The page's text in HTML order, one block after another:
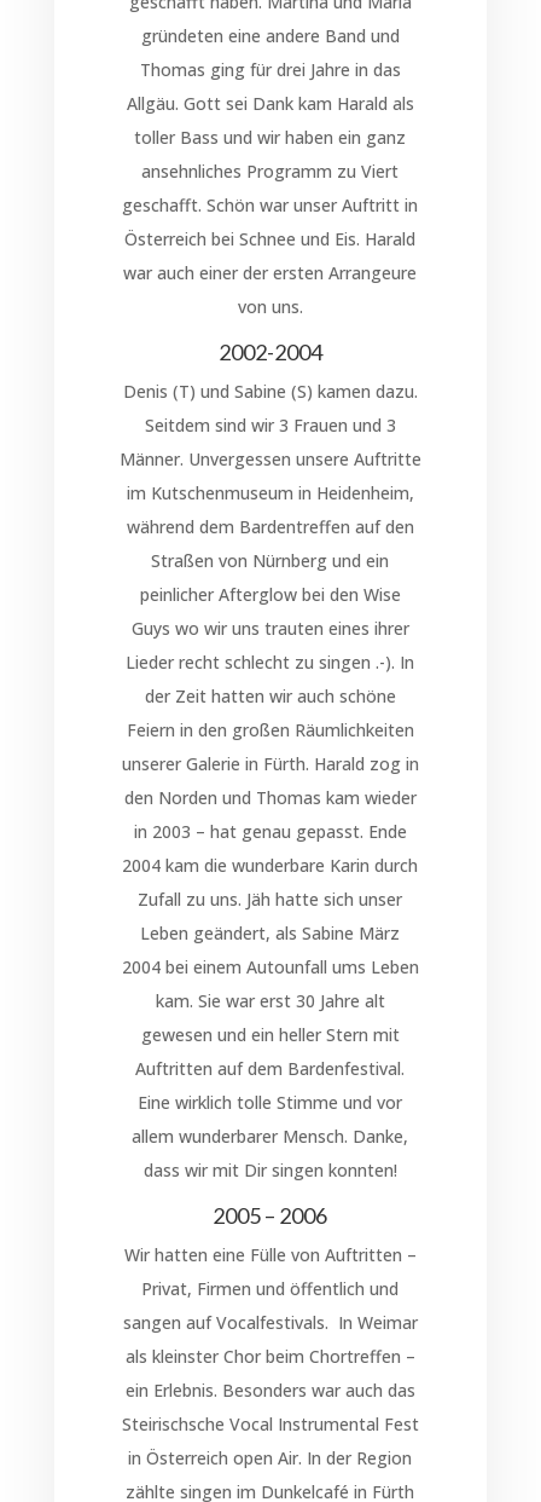
gründeten eine andere Band und
Thomas ging für drei Jahre in das
Allgäu. Gott sei Dank kam Harald als
toller Bass und wir haben ein ganz
ansehnliches Programm zu Viert
geschafft. Schön war unser Auftritt in
Österreich bei Schnee und Eis. Harald
war auch einer der ersten Arrangeure
von uns.
2002-2004
Denis (T) und Sabine (S) kamen dazu.
Seitdem sind wir 3 Frauen und 3
Männer. Unvergessen unsere Auftritte
im Kutschenmuseum in Heidenheim,
während dem Bardentreffen auf den
Straßen von Nürnberg und ein
peinlicher Afterglow bei den Wise
Guys wo wir uns trauten eines ihrer
Lieder recht schlecht zu singen .-). In
der Zeit hatten wir auch schöne
Feiern in den großen Räumlichkeiten
unserer Galerie in Fürth. Harald zog in
den Norden und Thomas kam wieder
in 2003 – hat genau gepasst. Ende
2004 kam die wunderbare Karin durch
Zufall zu uns. Jäh hatte sich unser
Leben geändert, als Sabine März
2004 bei einem Autounfall ums Leben
kam. Sie war erst 30 Jahre alt
gewesen und ein heller Stern mit
Auftritten auf dem Bardenfestival.
Eine wirklich tolle Stimme und vor
allem wunderbarer Mensch. Danke,
dass wir mit Dir singen konnten!
2005 – 2006
Wir hatten eine Fülle von Auftritten –
Privat, Firmen und öffentlich und
sangen auf Vocalfestivals. In Weimar
als kleinster Chor beim Chortreffen –
ein Erlebnis. Besonders war auch das
Steirischsche Vocal Instrumental Fest
in Österreich open Air. In der Region
zählte singen im Dunkelcafé in Fürth